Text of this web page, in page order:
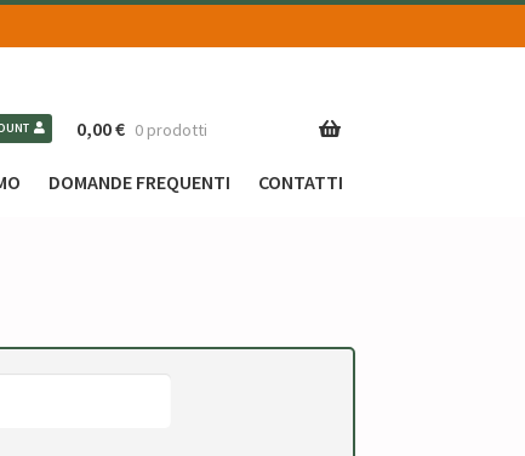
0,00€ 0 prodotti
DOMANDE FREQUENTI CONTATTI